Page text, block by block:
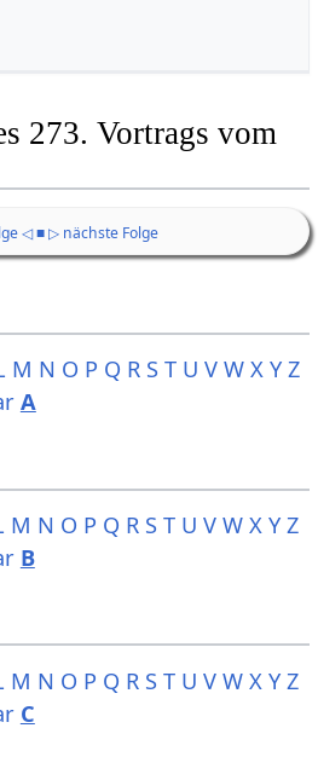
273. Vortrags vom
◁■▷ nächste Folge
M N O P Q R S T U V W X Y Z
A
M N O P Q R S T U V W X Y Z
B
M N O P Q R S T U V W X Y Z
C